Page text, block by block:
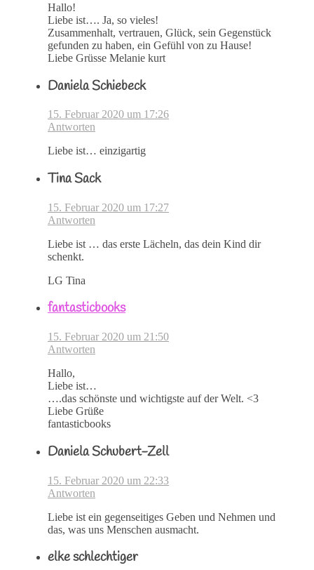
Hallo!
Liebe ist…. Ja, so vieles!
Zusammenhalt, vertrauen, Glück, sein Gegenstück
gefunden zu haben, ein Gefühl von zu Hause!
Liebe Grüsse Melanie kurt
Daniela Schiebeck
15. Februar 2020 um 17:26
Antworten
Liebe ist… einzigartig
Tina Sack
15. Februar 2020 um 17:27
Antworten
Liebe ist … das erste Lächeln, das dein Kind dir
schenkt.
LG Tina
fantasticbooks
15. Februar 2020 um 21:50
Antworten
Hallo,
Liebe ist…
….das schönste und wichtigste auf der Welt. <3
Liebe Grüße
fantasticbooks
Daniela Schubert-Zell
15. Februar 2020 um 22:33
Antworten
Liebe ist ein gegenseitiges Geben und Nehmen und
das, was uns Menschen ausmacht.
elke schlechtiger